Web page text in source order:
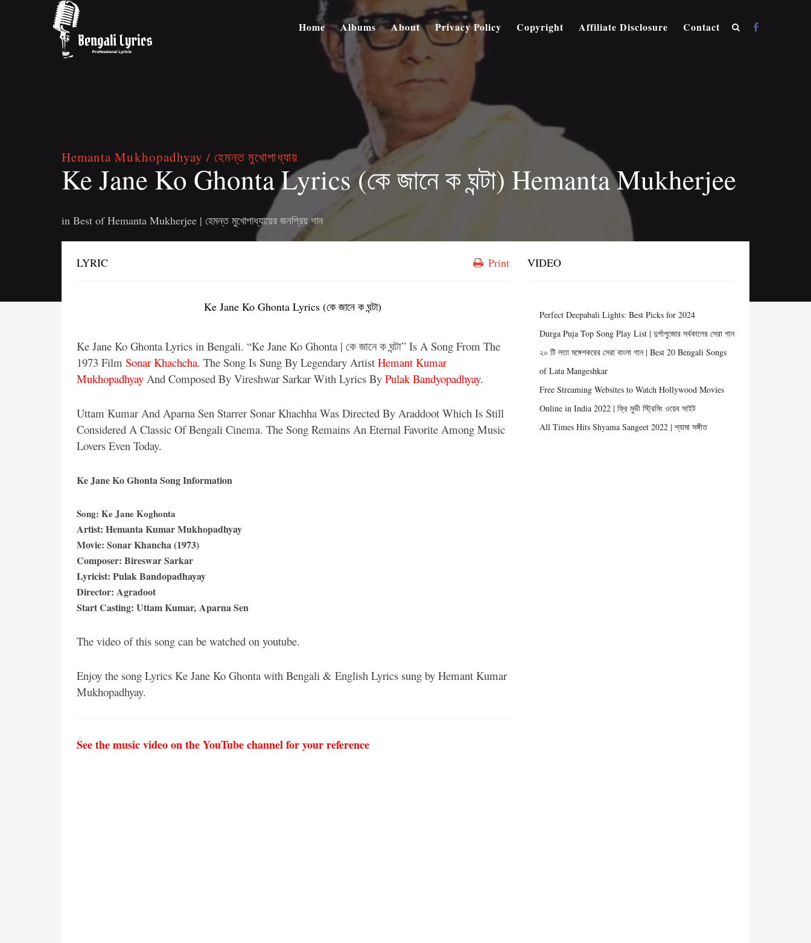
Home Albums About Privacy Policy Copyright Affiliate Disclosure Contact
Hemanta Mukhopadhyay / হেমন্ত মুখোপাধ্যায়
Ke Jane Ko Ghonta Lyrics (কে জানে ক ঘন্টা) Hemanta Mukherjee
in Best of Hemanta Mukherjee | হেমন্ত মুখোপাধ্যায়ের জনপ্রিয় গান
LYRIC Print
Ke Jane Ko Ghonta Lyrics (কে জানে ক ঘন্টা)
Ke Jane Ko Ghonta Lyrics in Bengali. “Ke Jane Ko Ghonta | কে জানে ক ঘন্টা” Is A Song From The
1973 Film Sonar Khachcha. The Song Is Sung By Legendary Artist Hemant Kumar
Mukhopadhyay And Composed By Vireshwar Sarkar With Lyrics By Pulak Bandyopadhyay.
Uttam Kumar And Aparna Sen Starrer Sonar Khachha Was Directed By Araddoot Which Is Still
Considered A Classic Of Bengali Cinema. The Song Remains An Eternal Favorite Among Music
Lovers Even Today.
Ke Jane Ko Ghonta Song Information
Song: Ke Jane Koghonta
Artist: Hemanta Kumar Mukhopadhyay
Movie: Sonar Khancha (1973)
Composer: Bireswar Sarkar
Lyricist: Pulak Bandopadhayay
Director: Agradoot
Start Casting: Uttam Kumar, Aparna Sen
The video of this song can be watched on youtube.
Enjoy the song Lyrics Ke Jane Ko Ghonta with Bengali & English Lyrics sung by Hemant Kumar
Mukhopadhyay.
See the music video on the YouTube channel for your reference
VIDEO
Perfect Deepabali Lights: Best Picks for 2024
Durga Puja Top Song Play List | দুর্গাপুজোর সর্বকালের সেরা গান
২০ টি লতা মঙ্গেশকরের সেরা বাংলা গান | Best 20 Bengali Songs
of Lata Mangeshkar
Free Streaming Websites to Watch Hollywood Movies
Online in India 2022 | ফ্রি মুভী স্ট্রিমিং ওয়েব সাইট
All Times Hits Shyama Sangeet 2022 | শ্যামা সঙ্গীত